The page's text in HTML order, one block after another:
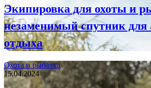
Экипировка для охоты и
незаменимый спутник для
отдыха
Охота и рыбалка
15.04.2024